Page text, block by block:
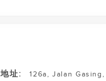
地址:
126a, Jalan